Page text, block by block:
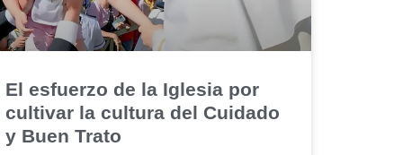
El esfuerzo de la Iglesia por
cultivar la cultura del Cuidado
y Buen Trato